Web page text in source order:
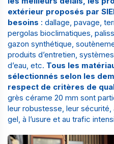
extérieur proposés par
besoins : dallage, pavage,
pergolas bioclimatiques,
gazon synthétique,
produits d’entretien,
d’eau, etc. Tous les
sélectionnés selon les
respect de critères de
grès cérame 20 mm sont
leur robustesse, leur sécurité,
gel, à l’usure et au trafic